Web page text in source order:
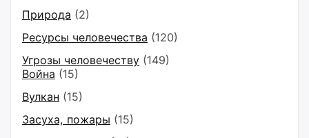
Природа (2)
Ресурсы человечества (120)
Угрозы человечеству (149)
Война (15)
Вулкан (15)
Засуха, пожары (15)